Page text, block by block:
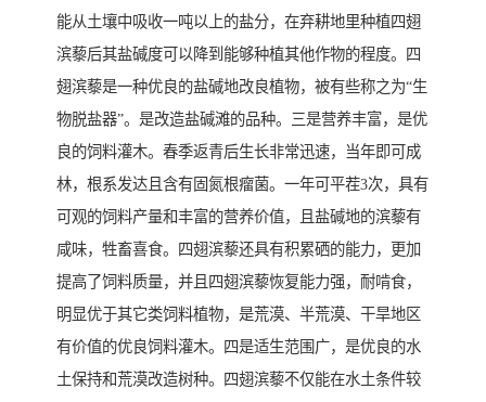
能从土壤中吸收一吨以上的盐分，在弃耕地里种植四翅
滨藜后其盐碱度可以降到能够种植其他作物的程度。四
翅滨藜是一种优良的盐碱地改良植物，被有些称之为“生
物脱盐器”。是改造盐碱滩的品种。三是营养丰富，是优
良的饲料灌木。春季返青后生长非常迅速，当年即可成
林，根系发达且含有固氮根瘤菌。一年可平茬3次，具有
可观的饲料产量和丰富的营养价值，且盐碱地的滨藜有
咸味，牲畜喜食。四翅滨藜还具有积累硒的能力，更加
提高了饲料质量，并且四翅滨藜恢复能力强，耐啃食，
明显优于其它类饲料植物，是荒漠、半荒漠、干旱地区
有价值的优良饲料灌木。四是适生范围广，是优良的水
土保持和荒漠改造树种。四翅滨藜不仅能在水土条件较